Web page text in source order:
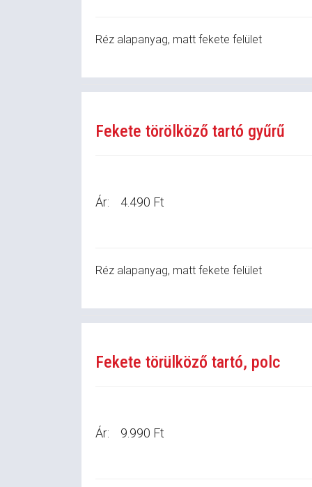
Réz alapanyag, matt fekete felület
Fekete törölköző tartó gyűrű
Ár: 4.490 Ft
Réz alapanyag, matt fekete felület
Fekete törülköző tartó, polc
Ár: 9.990 Ft